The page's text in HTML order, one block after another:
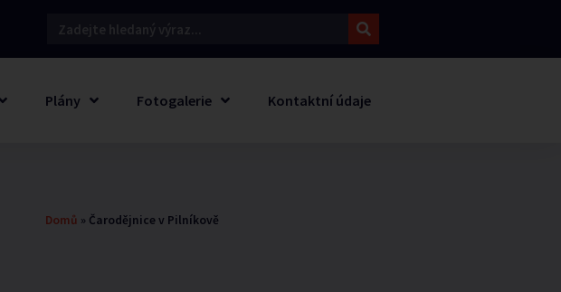
Plány Fotogalerie Kontaktní údaje
Domů » Čarodějnice v Pilníkově